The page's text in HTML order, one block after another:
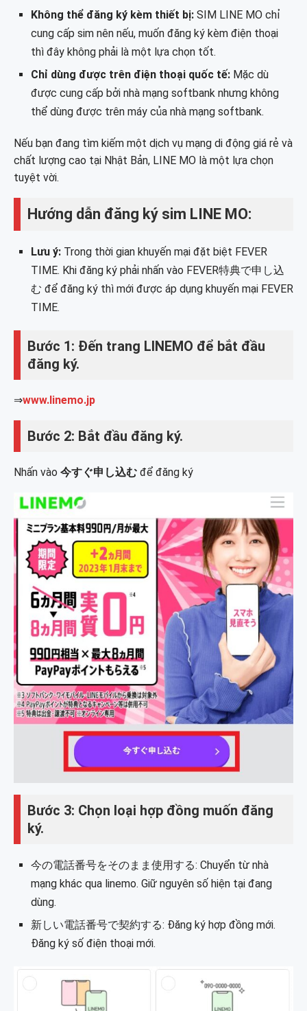
Không thể đăng ký kèm thiết bị: SIM LINE MO chỉ
cung cấp sim nên nếu, muốn đăng ký kèm điện thoại
thì đây không phải là một lựa chọn tốt.
Chỉ dùng được trên điện thoại quốc tế: Mặc dù
được cung cấp bởi nhà mạng softbank nhưng không
thể dùng được trên máy của nhà mạng softbank.
Nếu bạn đang tìm kiếm một dịch vụ mạng di động giá rẻ và
chất lượng cao tại Nhật Bản, LINE MO là một lựa chọn
tuyệt vời.
Hướng dẫn đăng ký sim LINE MO:
Lưu ý: Trong thời gian khuyến mại đặt biệt FEVER
TIME. Khi đăng ký phải nhấn vào FEVER特典で申し込
む để đăng ký thì mới được áp dụng khuyến mại FEVER
TIME.
Bước 1: Đến trang LINEMO để bắt đầu
đăng ký.
⇒www.linemo.jp
Bước 2: Bắt đầu đăng ký.
Nhấn vào 今すぐ申し込む để đăng ký
Bước 3: Chọn loại hợp đồng muốn đăng
ký.
今の電話番号をそのまま使用する: Chuyển từ nhà
mạng khác qua linemo. Giữ nguyên số hiện tại đang
dùng.
新しい電話番号で契約する: Đăng ký hợp đồng mới.
Đăng ký số điện thoại mới.